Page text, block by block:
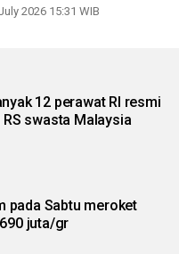
2026 15:31 WIB
12 perawat RI resmi
swasta Malaysia
pada Sabtu meroket
juta/gr